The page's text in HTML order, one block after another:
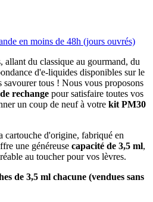
en moins de 48h (jours ouvrés)
allant du classique au gourmand, du
d'e-liquides disponibles sur le
tous ! Nous vous proposons
rechange pour satisfaire toutes vos
un coup de neuf à votre kit PM30
cartouche d'origine, fabriqué en
une généreuse capacité de 3,5 ml,
au toucher pour vos lèvres.
de 3,5 ml chacune (vendues sans